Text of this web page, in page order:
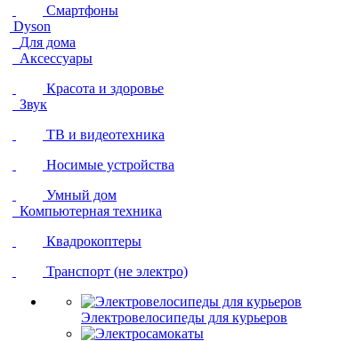
Смартфоны
Dyson
Для дома
Аксессуары
Красота и здоровье
Звук
ТВ и видеотехника
Носимые устройства
Умный дом
Компьютерная техника
Квадрокоптеры
Транспорт (не электро)
Электровелосипеды для курьеров